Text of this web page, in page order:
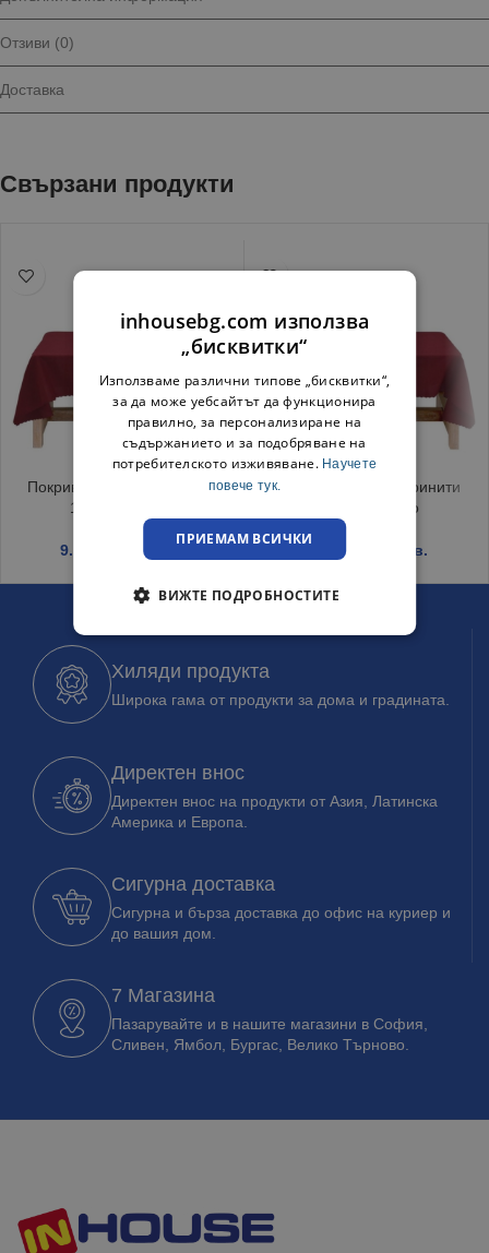
Отзиви (0)
Доставка
Свързани продукти
Покривка за маса Тринити
150/220 Бордо
9.19 / 17.97 лв.
Покривка за маса Тринити
120/150 Бордо
€ / 12.62 лв.
Хиляди продукта
Широка гама от продукти за дома и градината.
Директен внос
Директен внос на продукти от Азия, Латинска
Америка и Европа.
Сигурна доставка
Сигурна и бърза доставка до офис на куриер и
до вашия дом.
7 Магазина
Пазарувайте и в нашите магазини в София,
Сливен, Ямбол, Бургас, Велико Търново.
inhousebg.com използва
„бисквитки“
Използваме различни типове „бисквитки“,
за да може уебсайтът да функционира
правилно, за персонализиране на
съдържанието и за подобряване на
потребителското изживяване. Научете
повече тук.
ПРИЕМАМ ВСИЧКИ
ВИЖТЕ ПОДРОБНОСТИТЕ